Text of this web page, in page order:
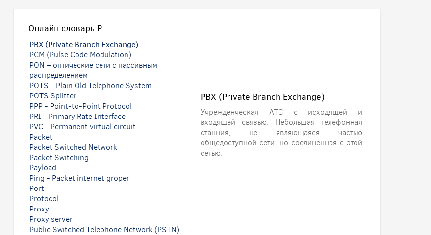
Онлайн словарь P
PBX (Private Branch Exchange)
PCM (Pulse Code Modulation)
PON – оптические сети с пассивным
распределением
POTS - Plain Old Telephone System
POTS Splitter
PPP - Point-to-Point Protocol
PRI - Primary Rate Interface
PVC - Permanent virtual circuit
Packet
Packet Switched Network
Packet Switching
Payload
Ping - Packet internet groper
Port
Protocol
Proxy
Proxy server
Public Switched Telephone Network (PSTN)
PBX (Private Branch Exchange)
Учрежденческая АТС с исходящей и
входящей связью. Небольшая телефонная
станция, не являющаяся частью
общедоступной сети, но соединенная с этой
сетью.